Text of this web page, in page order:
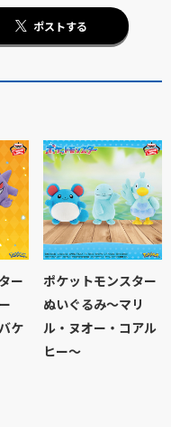
ポストする
ー
ケ
ポケットモンスター
ぬいぐるみ～マリ
ル・ヌオー・コアル
ヒー～